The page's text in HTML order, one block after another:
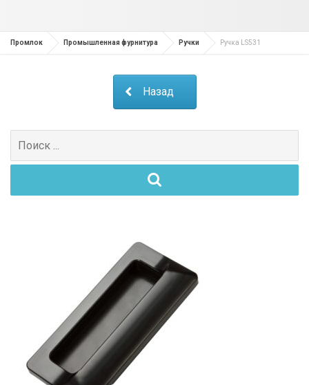
Промлок Промышленная фурнитура Ручки Ручка LS531
Назад
Поиск
для: